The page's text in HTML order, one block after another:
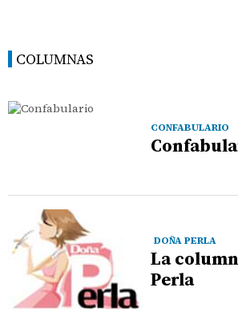
COLUMNAS
CONFABULARIO
DOÑA PERLA
La
Perla